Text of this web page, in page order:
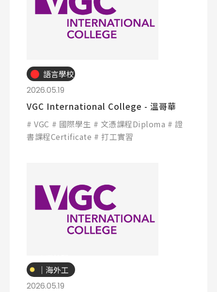
語言學校
2026.05.19
VGC International College - 溫哥華
VGC 國際學生 文憑課程Diploma
證
書課程Certificate
打工實習
｜海外工
讀
2026.05.19